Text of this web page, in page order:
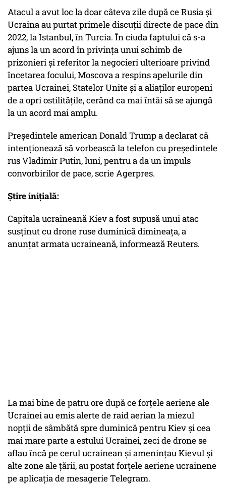
Atacul a avut loc la doar câteva zile după ce Rusia şi
Ucraina au purtat primele discuţii directe de pace din
2022, la Istanbul, în Turcia. În ciuda faptului că s-a
ajuns la un acord în privinţa unui schimb de
prizonieri şi referitor la negocieri ulterioare privind
încetarea focului, Moscova a respins apelurile din
partea Ucrainei, Statelor Unite şi a aliaţilor europeni
de a opri ostilităţile, cerând ca mai întâi să se ajungă
la un acord mai amplu.
Preşedintele american Donald Trump a declarat că
intenţionează să vorbească la telefon cu preşedintele
rus Vladimir Putin, luni, pentru a da un impuls
convorbirilor de pace, scrie Agerpres.
Știre inițială:
Capitala ucraineană Kiev a fost supusă unui atac
susținut cu drone ruse duminică dimineața, a
anunțat armata ucraineană, informează Reuters.
La mai bine de patru ore după ce forțele aeriene ale
Ucrainei au emis alerte de raid aerian la miezul
nopții de sâmbătă spre duminică pentru Kiev și cea
mai mare parte a estului Ucrainei, zeci de drone se
aflau încă pe cerul ucrainean și amenințau Kievul și
alte zone ale țării, au postat forțele aeriene ucrainene
pe aplicația de mesagerie Telegram.